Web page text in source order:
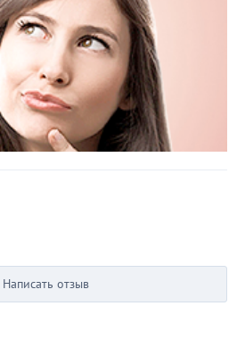
Написать отзыв